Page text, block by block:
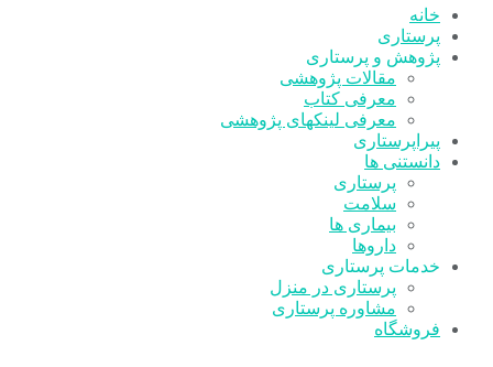
خانه
پرستاری
پژوهش و پرستاری
مقالات پژوهشی
معرفی کتاب
معرفی لینکهای پژوهشی
پیراپرستاری
دانستنی ها
پرستاری
سلامت
بیماری ها
داروها
خدمات پرستاری
پرستاری در منزل
مشاوره پرستاری
فروشگاه